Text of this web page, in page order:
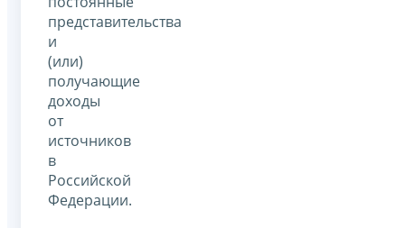
представительства
и
(или)
получающие
доходы
от
источников
в
Российской
Федерации.